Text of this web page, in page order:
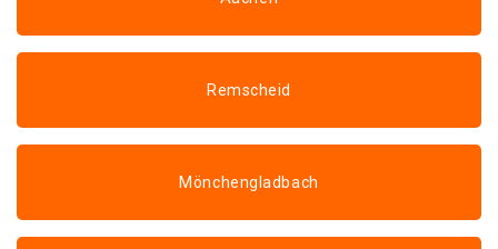
Remscheid
Mönchengladbach